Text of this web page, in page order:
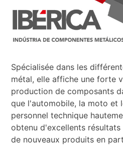
Spécialisée dans les
métal, elle affiche une forte
production de composants
que l'automobile, la moto et
personnel technique
obtenu d'excellents
de nouveaux produits en